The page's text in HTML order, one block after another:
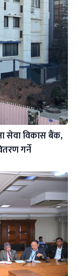
सेवा विकास बैंक,
गर्ने